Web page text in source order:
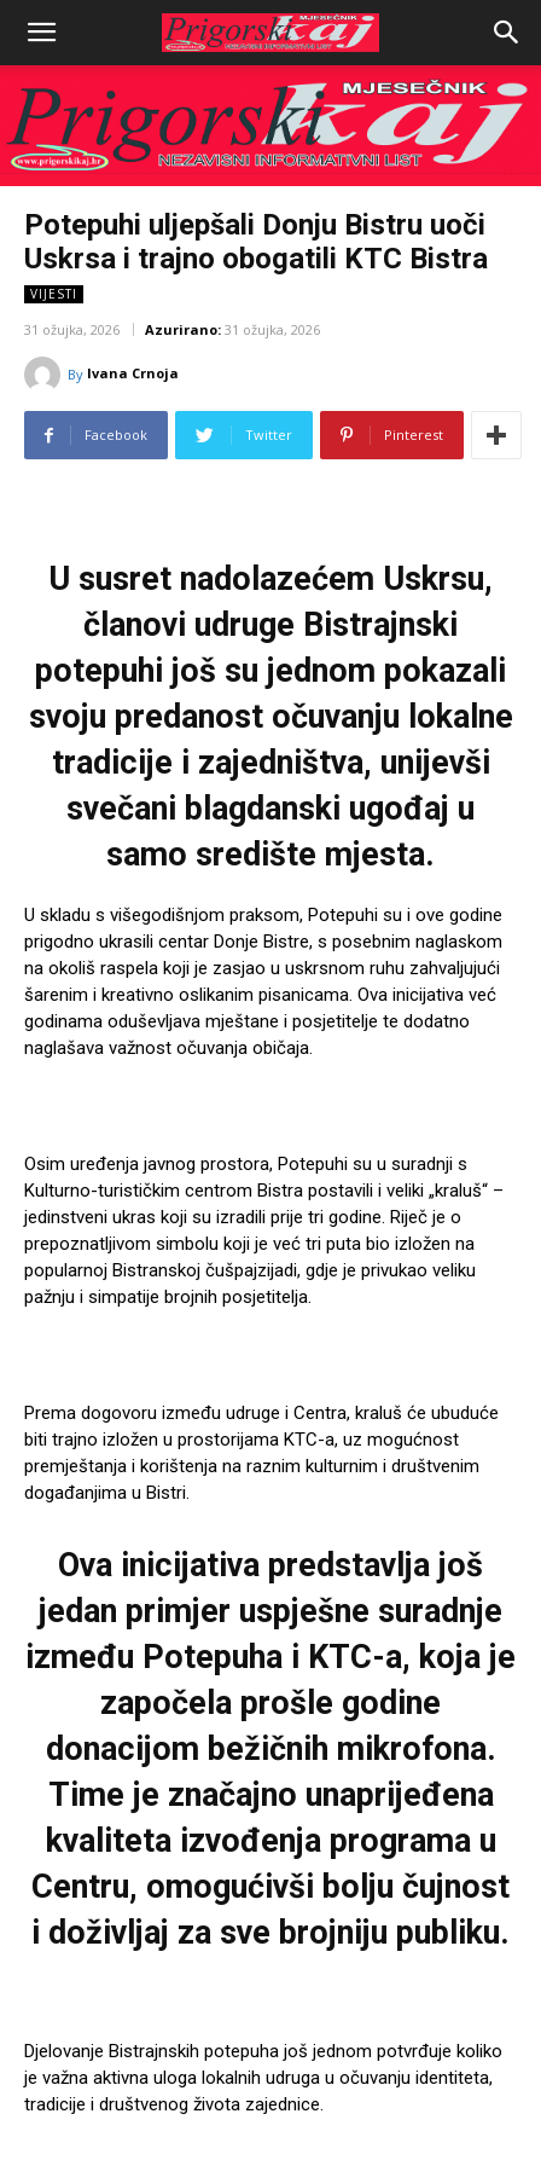
Potepuhi uljepšali Donju Bistru uoči
Uskrsa i trajno obogatili KTC Bistra
VIJESTI
31 ožujka, 2026 Azurirano: 31 ožujka, 2026
By Ivana Crnoja
Facebook Twitter Pinterest
U susret nadolazećem Uskrsu,
članovi udruge Bistrajnski
potepuhi još su jednom pokazali
svoju predanost očuvanju lokalne
tradicije i zajedništva, unijevši
svečani blagdanski ugođaj u
samo središte mjesta.
U skladu s višegodišnjom praksom, Potepuhi su i ove godine
prigodno ukrasili centar Donje Bistre, s posebnim naglaskom
na okoliš raspela koji je zasjao u uskrsnom ruhu zahvaljujući
šarenim i kreativno oslikanim pisanicama. Ova inicijativa već
godinama oduševljava mještane i posjetitelje te dodatno
naglašava važnost očuvanja običaja.
Osim uređenja javnog prostora, Potepuhi su u suradnji s
Kulturno-turističkim centrom Bistra postavili i veliki „kraluš“ –
jedinstveni ukras koji su izradili prije tri godine. Riječ je o
prepoznatljivom simbolu koji je već tri puta bio izložen na
popularnoj Bistranskoj čušpajzijadi, gdje je privukao veliku
pažnju i simpatije brojnih posjetitelja.
Prema dogovoru između udruge i Centra, kraluš će ubuduće
biti trajno izložen u prostorijama KTC-a, uz mogućnost
premještanja i korištenja na raznim kulturnim i društvenim
događanjima u Bistri.
Ova inicijativa predstavlja još
jedan primjer uspješne suradnje
između Potepuha i KTC-a, koja je
započela prošle godine
donacijom bežičnih mikrofona.
Time je značajno unaprijeđena
kvaliteta izvođenja programa u
Centru, omogućivši bolju čujnost
i doživljaj za sve brojniju publiku.
Djelovanje Bistrajnskih potepuha još jednom potvrđuje koliko
je važna aktivna uloga lokalnih udruga u očuvanju identiteta,
tradicije i društvenog života zajednice.